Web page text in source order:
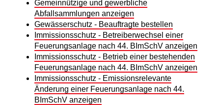
Gemeinnützige und gewerbliche
Abfallsammlungen anzeigen
Gewässerschutz - Beauftragte bestellen
Immissionsschutz - Betreiberwechsel einer
Feuerungsanlage nach 44. BImSchV anzeigen
Immissionsschutz - Betrieb einer bestehenden
Feuerungsanlage nach 44. BImSchV anzeigen
Immissionsschutz - Emissionsrelevante
Änderung einer Feuerungsanlage nach 44.
BImSchV anzeigen